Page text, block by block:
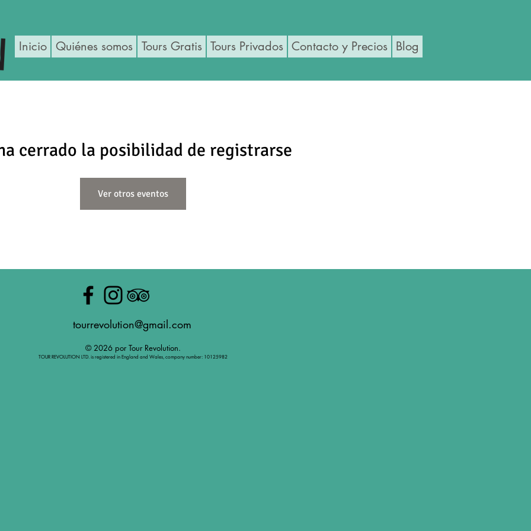
Inicio Quiénes somos Tours Gratis Tours Privados Contacto y Precios Blog
cerrado la posibilidad de registrarse
Ver otros eventos
tourrevolution@gmail.com
© 2026 por Tour Revolution.
TOUR REVOLUTION LTD. is registered in England and Wales, company number: 10125982